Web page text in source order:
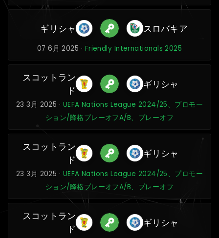
ギリシャ スロバキア
07 6月 2025 · Friendly Internationals 2025
スコットラン
ド
ギリシャ
23 3月 2025 · UEFA Nations League 2024/25、プロモー
ション/降格プレーオフA/B、プレーオフ
スコットラン
ド
ギリシャ
23 3月 2025 · UEFA Nations League 2024/25、プロモー
ション/降格プレーオフA/B、プレーオフ
スコットラン
ド
ギリシャ